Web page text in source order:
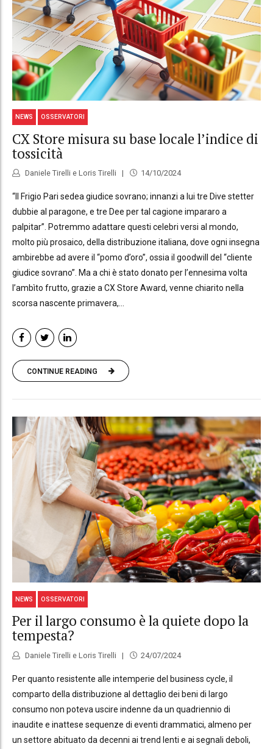
NEWS OSSERVATORI
CX Store misura su base locale l’indice di
tossicità
Daniele Tirelli e Loris Tirelli 14/10/2024
“Il Frigio Pari sedea giudice sovrano; innanzi a lui tre Dive stetter
dubbie al paragone, e tre Dee per tal cagione impararo a
palpitar”. Potremmo adattare questi celebri versi al mondo,
molto più prosaico, della distribuzione italiana, dove ogni insegna
ambirebbe ad avere il “pomo d’oro”, ossia il goodwill del “cliente
giudice sovrano”. Ma a chi è stato donato per l’ennesima volta
l’ambìto frutto, grazie a CX Store Award, venne chiarito nella
scorsa nascente primavera,...
CONTINUE READING
NEWS OSSERVATORI
Per il largo consumo è la quiete dopo la
tempesta?
Daniele Tirelli e Loris Tirelli 24/07/2024
Per quanto resistente alle intemperie del business cycle, il
comparto della distribuzione al dettaglio dei beni di largo
consumo non poteva uscire indenne da un quadriennio di
inaudite e inattese sequenze di eventi drammatici, almeno per
un settore abituato da decenni ai trend lenti e ai segnali deboli,